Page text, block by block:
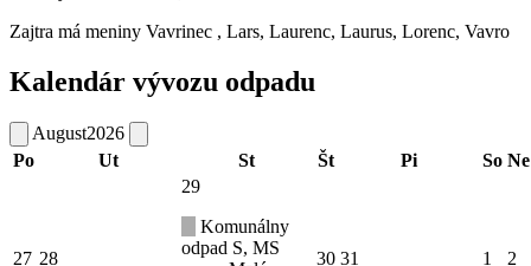
Zajtra má meniny Vavrinec , Lars, Laurenc, Laurus, Lorenc, Vavro
Kalendár vývozu odpadu
August2026
Po
Ut St Št Pi So Ne
27 28
29
Komunálny
odpad S, MS
30 31 1 2